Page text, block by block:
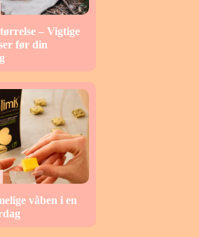
– Vigtige
før din
våben i en